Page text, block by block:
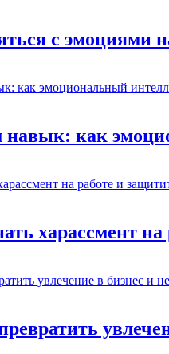
с эмоциями
как
харассмент